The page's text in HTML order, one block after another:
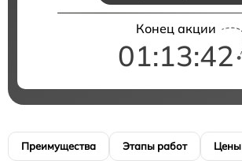
Конец акции
01:13:41
Преимущества Этапы работ Цены